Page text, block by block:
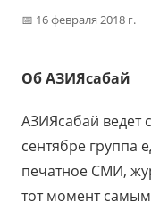
16 февраля 2018 г.
Об АЗИЯсабай
АЗИЯсабай ведет
сентябре группа
печатное СМИ,
тот момент